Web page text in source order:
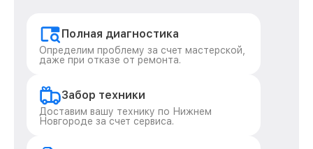
Полная диагностика
Определим проблему за счет мастерской,
даже при отказе от ремонта.
Забор техники
Доставим вашу технику по Нижнем
Новгороде за счет сервиса.